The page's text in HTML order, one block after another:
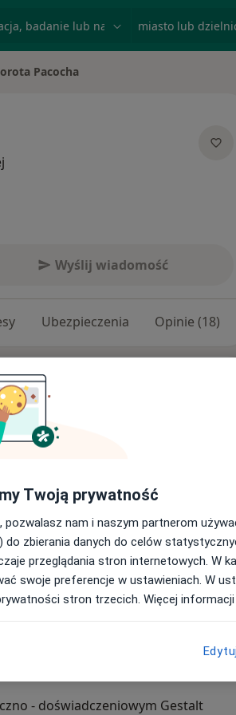
Pacocha
Wyślij wiadomość
Ubezpieczenia Opinie (18)
doświadczeniowym Gestalt, w
Psychoterapii Gestalt w
i EAP. Pracuję w podejściu
i uważności na doświadczenie
opartej na empatii (NVC)
Rosenberga. Ukończyłam
Gestalt oraz studia
społecznych, HR i rozwoju
uczestnicząc w warsztatach i
Jestem członkiem Polskiego
Neuropsychiatrycznym im.
Psychiatrycznym ogólnym oraz na
własne w udzielaniu
w Centrum Terapii i Diagnozy
- doświadczeniowym Gestalt
Twoją prywatność
pozwalasz nam i naszym partnerom
do zbierania danych do celów
przeglądania stron internetowych. W
swoje preferencje w ustawieniach. W
stron trzecich. Więcej